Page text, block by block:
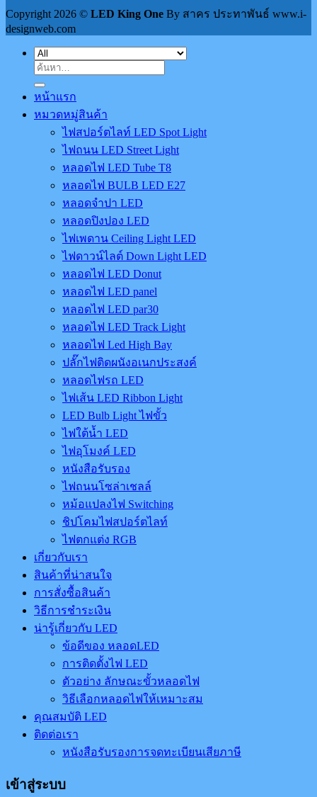
Copyright 2026 © LED King One By สาคร ประทาพันธ์ www.i-
designweb.com
ค้นหา:
หน้าแรก
หมวดหมู่สินค้า
ไฟสปอร์ตไลท์ LED Spot Light
ไฟถนน LED Street Light
หลอดไฟ LED Tube T8
หลอดไฟ BULB LED E27
หลอดจำปา LED
หลอดปิงปอง LED
ไฟเพดาน Ceiling Light LED
ไฟดาวน์ไลต์ Down Light LED
หลอดไฟ LED Donut
หลอดไฟ LED panel
หลอดไฟ LED par30
หลอดไฟ LED Track Light
หลอดไฟ Led High Bay
ปลั๊กไฟติดผนังอเนกประสงค์
หลอดไฟรถ LED
ไฟเส้น LED Ribbon Light
LED Bulb Light ไฟขั้ว
ไฟใต้น้ำ LED
ไฟอุโมงค์ LED
หนังสือรับรอง
ไฟถนนโซล่าเชลล์
หม้อแปลงไฟ Switching
ชิปโคมไฟสปอร์ตไลท์
ไฟตกแต่ง RGB
เกี่ยวกับเรา
สินค้าที่น่าสนใจ
การสั่งซื้อสินค้า
วิธีการชำระเงิน
น่ารู้เกี่ยวกับ LED
ข้อดีของ หลอดLED
การติดตั้งไฟ LED
ตัวอย่าง ลักษณะขั้วหลอดไฟ
วิธีเลือกหลอดไฟให้เหมาะสม
คุณสมบัติ LED
ติดต่อเรา
หนังสือรับรองการจดทะเบียนเสียภาษี
เข้าสู่ระบบ